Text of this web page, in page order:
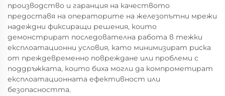
производство и гаранция на качеството
предоставя на операторите на железопътни мрежи
надеждни фиксиращи решения, които
демонстрират последователна работа в тежки
експлоатационни условия, като минимизират риска
от преждевременно повреждане или проблеми с
поддръжката, които биха могли да компрометират
експлоатационната ефективност или
безопасността.